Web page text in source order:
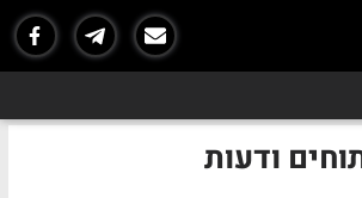
ודעות